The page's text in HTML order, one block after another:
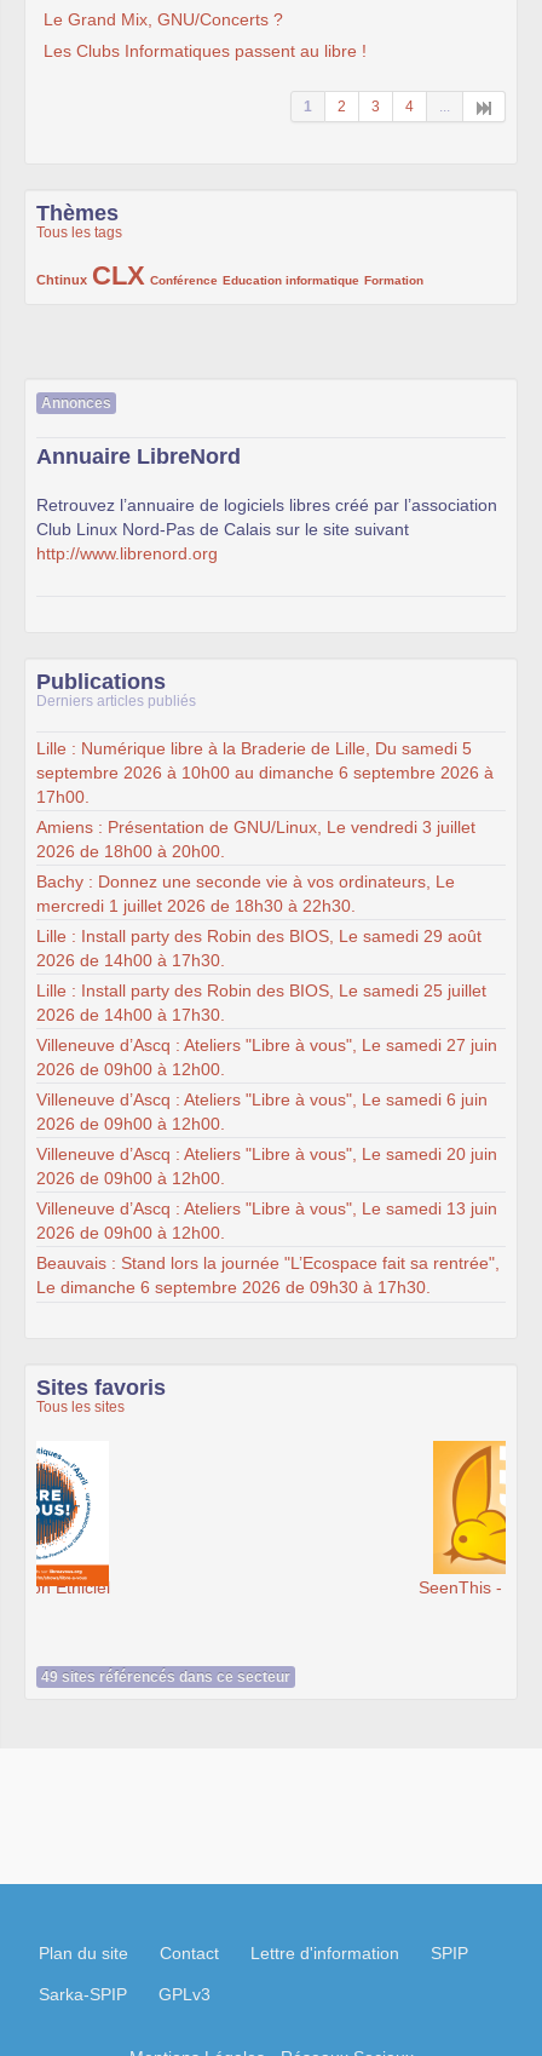
Le Grand Mix, GNU/Concerts ?
Les Clubs Informatiques passent au libre !
1 2 3 4 ...
Thèmes
Tous les tags
Chtinux
222/1002CLX
1002/1002 Conférence
132/1002 Education informatique
119/1002 Formation
168/1002
Annonces
Annuaire LibreNord
Retrouvez l’annuaire de logiciels libres créé par l’association
Club Linux Nord-Pas de Calais sur le site suivant
http://www.librenord.org
Publications
Derniers articles publiés
Lille : Numérique libre à la Braderie de Lille, Du samedi 5
septembre 2026 à 10h00 au dimanche 6 septembre 2026 à
17h00.
Amiens : Présentation de GNU/Linux, Le vendredi 3 juillet
2026 de 18h00 à 20h00.
Bachy : Donnez une seconde vie à vos ordinateurs, Le
mercredi 1 juillet 2026 de 18h30 à 22h30.
Lille : Install party des Robin des BIOS, Le samedi 29 août
2026 de 14h00 à 17h30.
Lille : Install party des Robin des BIOS, Le samedi 25 juillet
2026 de 14h00 à 17h30.
Villeneuve d’Ascq : Ateliers "Libre à vous", Le samedi 27 juin
2026 de 09h00 à 12h00.
Villeneuve d’Ascq : Ateliers "Libre à vous", Le samedi 6 juin
2026 de 09h00 à 12h00.
Villeneuve d’Ascq : Ateliers "Libre à vous", Le samedi 20 juin
2026 de 09h00 à 12h00.
Villeneuve d’Ascq : Ateliers "Libre à vous", Le samedi 13 juin
2026 de 09h00 à 12h00.
Beauvais : Stand lors la journée "L’Ecospace fait sa rentrée",
Le dimanche 6 septembre 2026 de 09h30 à 17h30.
Sites favoris
Tous les sites
49 sites référencés dans ce secteur
Plan du site Contact Lettre d'information SPIP
Sarka-SPIP GPLv3